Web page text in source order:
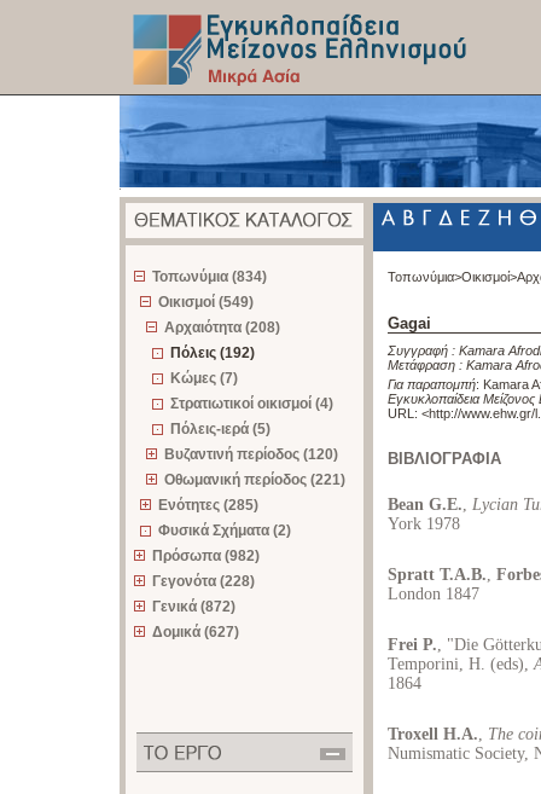
Τοπωνύμια (834)
Οικισμοί (549)
Αρχαιότητα (208)
Πόλεις (192)
Κώμες (7)
Στρατιωτικοί οικισμοί (4)
Πόλεις-ιερά (5)
Βυζαντινή περίοδος (120)
Οθωμανική περίοδος (221)
Ενότητες (285)
Φυσικά Σχήματα (2)
Πρόσωπα (982)
Γεγονότα (228)
Γενικά (872)
Δομικά (627)
Τοπωνύμια>Οικισμοί>
Gagai
Συγγραφή : Kamara
Μετάφραση : Kamara
Για παραπομπή: Kamara
Εγκυκλοπαίδεια
URL: <http://www.ehw.gr/
ΒΙΒΛΙΟΓΡΑΦΙΑ
Bean G.E., Lycian
York 1978
Spratt T.A.B.,
London 1847
Frei P., "Die
Temporini, H. (eds),
1864
Troxell H.A., The
Numismatic Society,